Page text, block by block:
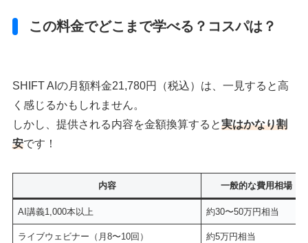
この料金でどこまで学べる？コスパは？
SHIFT AIの月額料金21,780円（税込）は、一見すると高
く感じるかもしれません。
しかし、提供される内容を金額換算すると実はかなり割
安です！
内容 一般的な費用相場
AI講義1,000本以上 約30〜50万円相当
ライブウェビナー（月8〜10回） 約5万円相当